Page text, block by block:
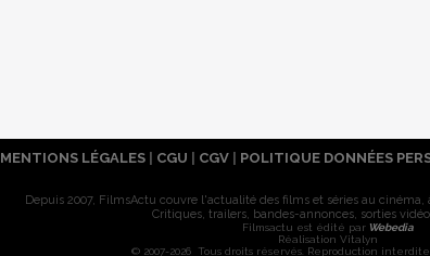
MENTIONS LÉGALES CGU CGV POLITIQUE DONNÉES
Depuis 2007, FilmsActu couvre l'actualité des films et séries au cinéma,
Critiques, trailers, bandes-annonces, sorties
Filmsactu est édité par Webedia
Réalisation Vitalyn
© 2007-2026 Tous droits réservés. Reproduction